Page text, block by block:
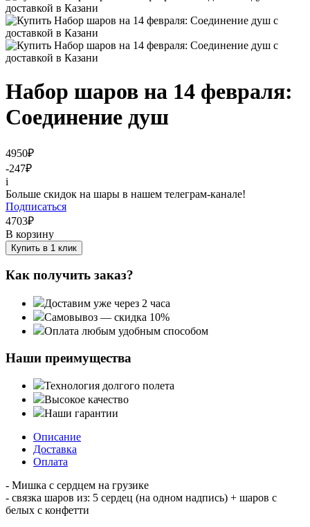
Набор шаров на 14 февраля:
Соединение душ
4950₽
-247₽
i
Больше скидок на шары в нашем телеграм-канале!
Подписаться
4703₽
В корзину
Купить в 1 клик
Как получить заказ?
Доставим уже через 2 часа
Самовывоз — скидка 10%
Оплата любым удобным способом
Наши преимущества
Технология долгого полета
Высокое качество
Наши гарантии
Описание
Доставка
Оплата
- Мишка с сердцем на грузике
- связка шаров из: 5 сердец (на одном надпись) + шаров с
белых с конфетти